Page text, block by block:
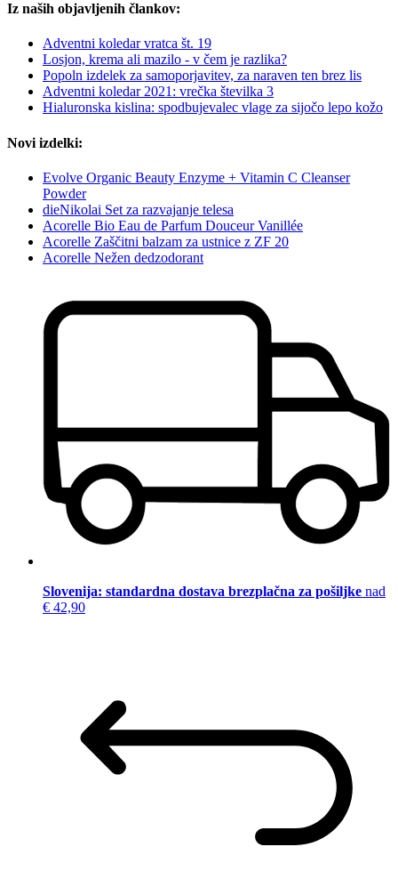
Iz naših objavljenih člankov:
Adventni koledar vratca št. 19
Losjon, krema ali mazilo - v čem je razlika?
Popoln izdelek za samoporjavitev, za naraven ten brez lis
Adventni koledar 2021: vrečka številka 3
Hialuronska kislina: spodbujevalec vlage za sijočo lepo kožo
Novi izdelki:
Evolve Organic Beauty Enzyme + Vitamin C Cleanser
Powder
dieNikolai Set za razvajanje telesa
Acorelle Bio Eau de Parfum Douceur Vanillée
Acorelle Zaščitni balzam za ustnice z ZF 20
Acorelle Nežen dedzodorant
Slovenija: standardna dostava brezplačna za pošiljke nad
€ 42,90